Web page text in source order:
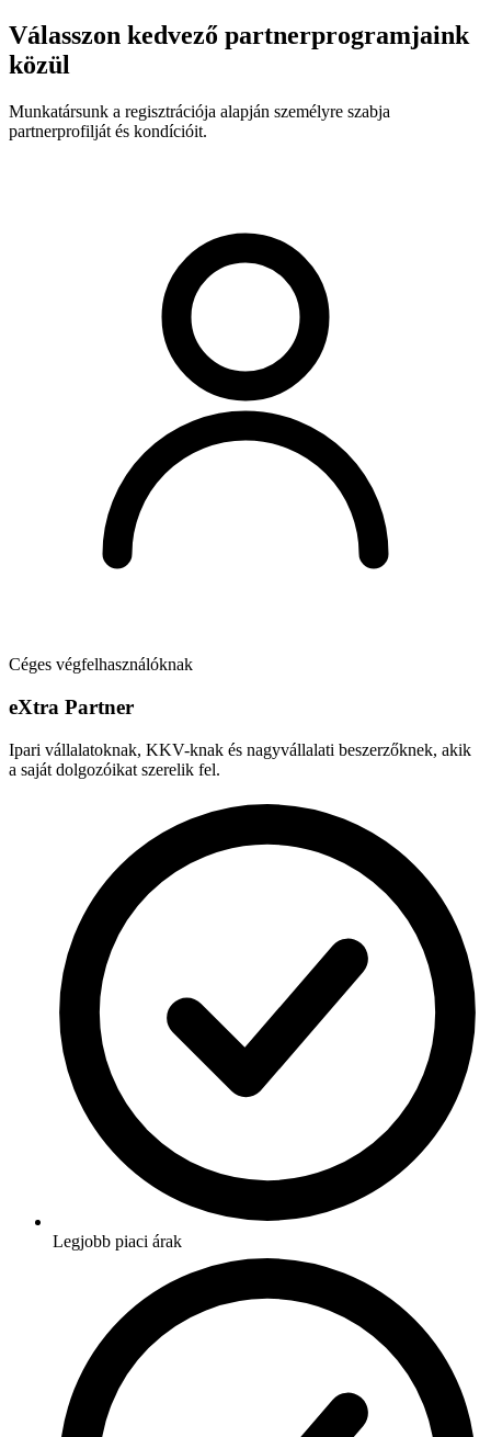
Válasszon kedvező partnerprogramjaink
közül
Munkatársunk a regisztrációja alapján személyre szabja
partnerprofilját és kondícióit.
Céges végfelhasználóknak
eXtra Partner
Ipari vállalatoknak, KKV-knak és nagyvállalati beszerzőknek, akik
a saját dolgozóikat szerelik fel.
Legjobb piaci árak